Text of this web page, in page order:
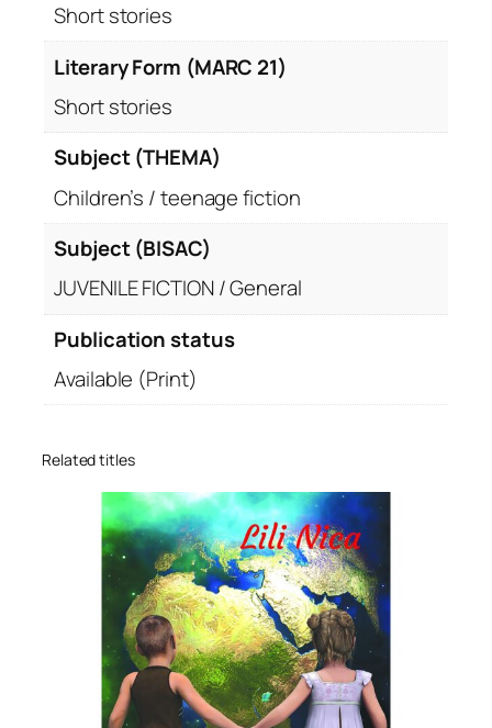
Short stories
Literary Form (MARC 21)
Short stories
Subject (THEMA)
Children’s / teenage fiction
Subject (BISAC)
JUVENILE FICTION / General
Publication status
Available (Print)
Related titles